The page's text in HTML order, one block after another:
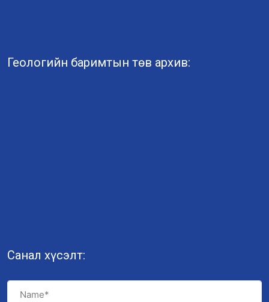
Геологийн баримтын төв архив:
Санал хүсэлт: